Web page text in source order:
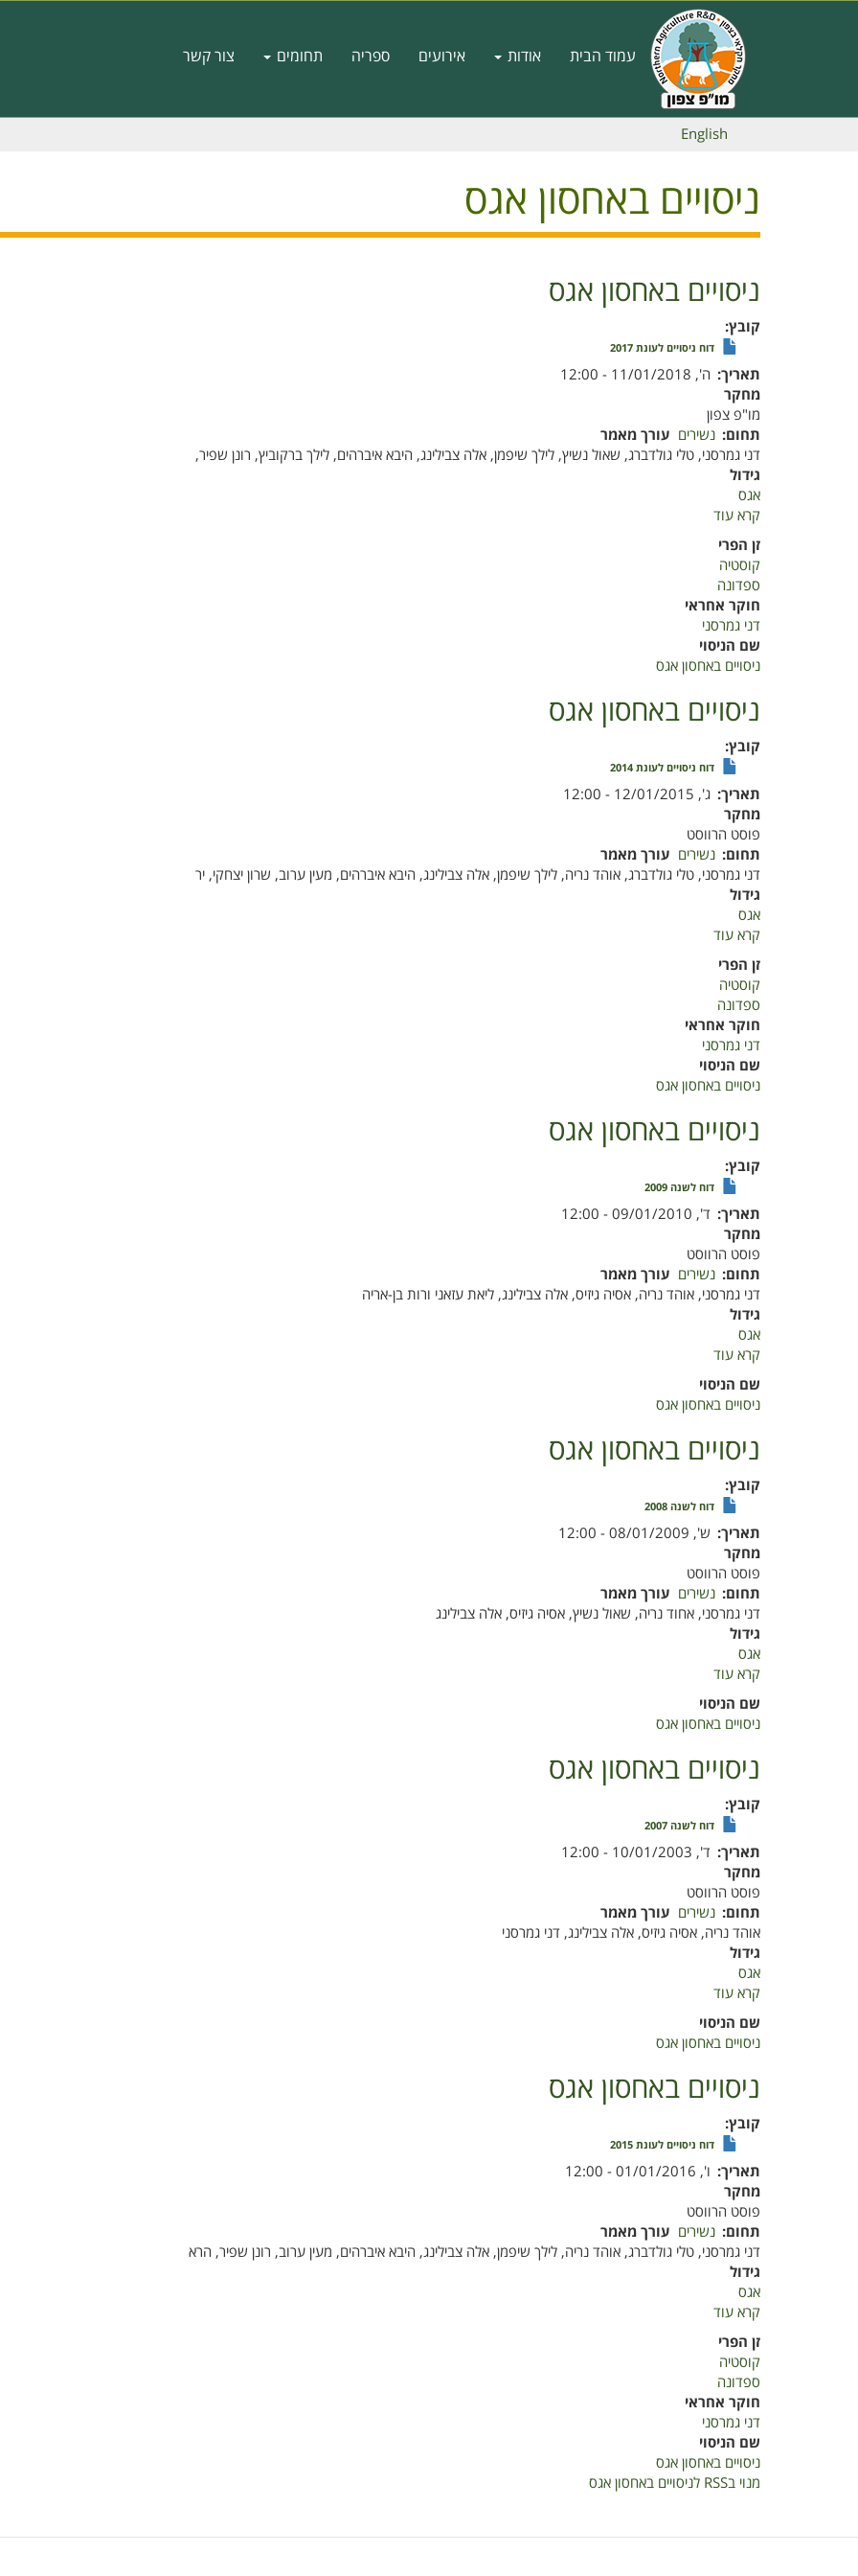
Main
navigation
עמוד הבית אודות אירועים ספריה תחומים צור קשר
English
ניסויים באחסון אגס
ניסויים באחסון אגס
קובץ
דוח ניסויים לעונת 2017
תאריך ה', 11/01/2018 - 12:00
מחקר
מו"פ צפון
תחום נשירים עורך מאמר
דני גמרסני, טלי גולדברג, שאול נשיץ, לילך שיפמן, אלה צבילינג, היבא איברהים, לילך ברקוביץ, רונן שפיר,
גידול
אגס
קרא עוד
זן הפרי
קוסטיה
ספדונה
חוקר אחראי
דני גמרסני
שם הניסוי
ניסויים באחסון אגס
ניסויים באחסון אגס
קובץ
דוח ניסויים לעונת 2014
תאריך ג', 12/01/2015 - 12:00
מחקר
פוסט הרווסט
תחום נשירים עורך מאמר
דני גמרסני, טלי גולדברג, אוהד נריה, לילך שיפמן, אלה צבילינג, היבא איברהים, מעין ערוב, שרון יצחקי, יר
גידול
אגס
קרא עוד
זן הפרי
קוסטיה
ספדונה
חוקר אחראי
דני גמרסני
שם הניסוי
ניסויים באחסון אגס
ניסויים באחסון אגס
קובץ
דוח לשנה 2009
תאריך ד', 09/01/2010 - 12:00
מחקר
פוסט הרווסט
תחום נשירים עורך מאמר
דני גמרסני, אוהד נריה, אסיה גיזיס, אלה צבילינג, ליאת עזאני ורות בן-אריה
גידול
אגס
קרא עוד
באחסון
אגס
שם הניסוי
ניסויים באחסון אגס
ניסויים באחסון אגס
קובץ
דוח לשנה 2008
תאריך ש', 08/01/2009 - 12:00
מחקר
פוסט הרווסט
תחום נשירים עורך מאמר
דני גמרסני, אחוד נריה, שאול נשיץ, אסיה גיזיס, אלה צבילינג
גידול
אגס
קרא עוד
באחסון
אגס
שם הניסוי
ניסויים באחסון אגס
ניסויים באחסון אגס
קובץ
דוח לשנה 2007
תאריך ד', 10/01/2003 - 12:00
מחקר
פוסט הרווסט
תחום נשירים עורך מאמר
אוהד נריה, אסיה גיזיס, אלה צבילינג, דני גמרסני
גידול
אגס
קרא עוד
באחסון
אגס
שם הניסוי
ניסויים באחסון אגס
ניסויים באחסון אגס
קובץ
דוח ניסויים לעונת 2015
תאריך ו', 01/01/2016 - 12:00
מחקר
פוסט הרווסט
תחום נשירים עורך מאמר
דני גמרסני, טלי גולדברג, אוהד נריה, לילך שיפמן, אלה צבילינג, היבא איברהים, מעין ערוב, רונן שפיר, הרא
גידול
אגס
קרא עוד
זן הפרי
קוסטיה
ספדונה
חוקר אחראי
דני גמרסני
שם הניסוי
ניסויים באחסון אגס
מנוי בRSS לניסויים באחסון אגס